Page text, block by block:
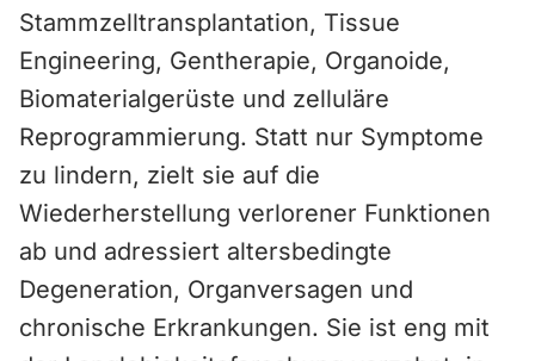
Stammzelltransplantation, Tissue
Engineering, Gentherapie, Organoide,
Biomaterialgerüste und zelluläre
Reprogrammierung. Statt nur Symptome
zu lindern, zielt sie auf die
Wiederherstellung verlorener Funktionen
ab und adressiert altersbedingte
Degeneration, Organversagen und
chronische Erkrankungen. Sie ist eng mit